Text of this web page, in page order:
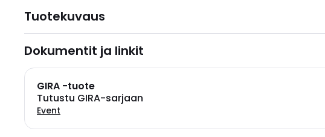
Tuotekuvaus
Dokumentit ja linkit
GIRA -tuote
Tutustu GIRA-sarjaan
Event